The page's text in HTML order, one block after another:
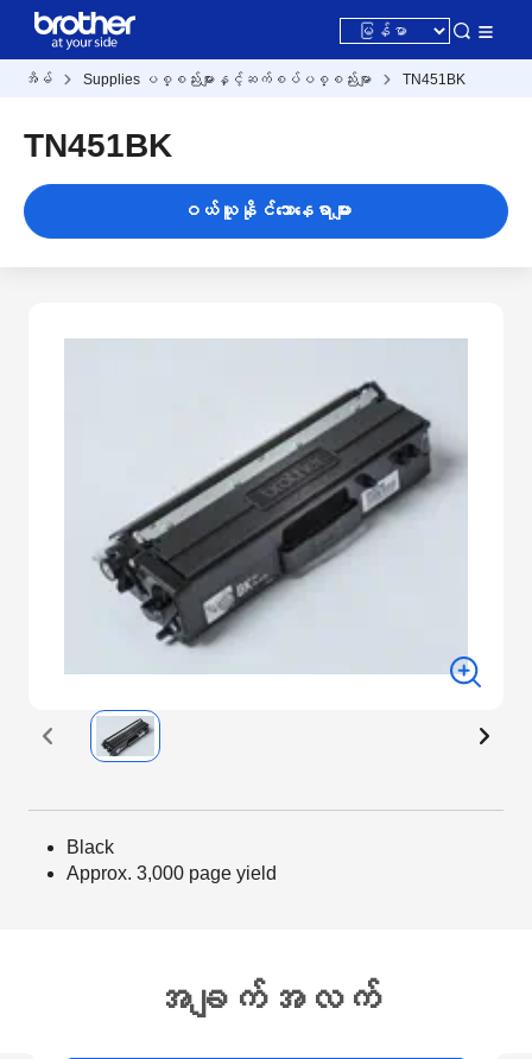
အိမ် Supplies ပစ္စည်းများနှင့်ဆက်စပ်ပစ္စည်းမျာ TN451BK
TN451BK
ဝယ်ယူနိုင်သောနေရာများ
Black
Approx. 3,000 page yield
အချက်အလက်